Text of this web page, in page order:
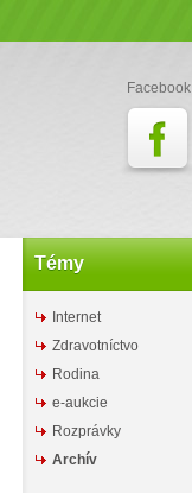
Facebook
Témy
Internet
Zdravotníctvo
Rodina
e-aukcie
Rozprávky
Archív